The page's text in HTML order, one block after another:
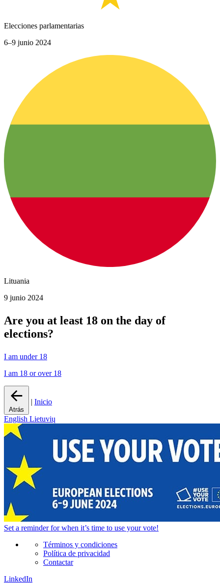
Elecciones parlamentarias
6–9 junio 2024
Lituania
9 junio 2024
Are you at least 18 on the day of
elections?
I am under 18
I am 18 or over 18
Atrás
| Inicio
English Lietuvių
Set a reminderfor when it’s time to use your vote!
Términos y condiciones
Política de privacidad
Contactar
LinkedIn